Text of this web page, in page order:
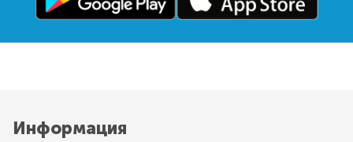
Информация